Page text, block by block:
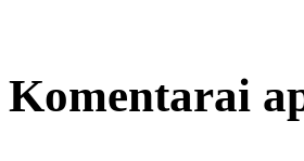
Komentarai